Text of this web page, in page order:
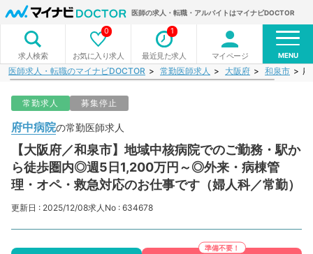
医師の求人・転職・アルバイトはマイナビDOCTOR
求人検索 お気に入り求人
0
最近見た求人
1
マイページ MENU
医師求人・転職のマイナビDOCTOR 常勤医師求人 大阪府 和泉市
常勤求人 募集停止
府中病院の常勤医師求人
【大阪府／和泉市】地域中核病院でのご勤務・駅か
ら徒歩圏内◎週5日1,200万円～◎外来・病棟管
理・オペ・救急対応のお仕事です（婦人科／常勤）
更新日 : 2025/12/08求人No : 634678